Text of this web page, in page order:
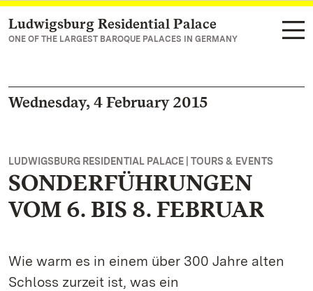
Navigate to main page
Ludwigsburg Residential Palace
ONE OF THE LARGEST BAROQUE PALACES IN GERMANY
Wednesday, 4 February 2015
LUDWIGSBURG RESIDENTIAL PALACE | TOURS & EVENTS
SONDERFÜHRUNGEN
VOM 6. BIS 8. FEBRUAR
Wie warm es in einem über 300 Jahre alten
Schloss zurzeit ist, was ein